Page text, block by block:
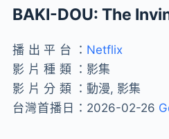
BAKI-DOU: The
播出平台： Netflix
影片種類： 影集
影片分類：動漫, 影集
台灣首播日： 2026-02-26